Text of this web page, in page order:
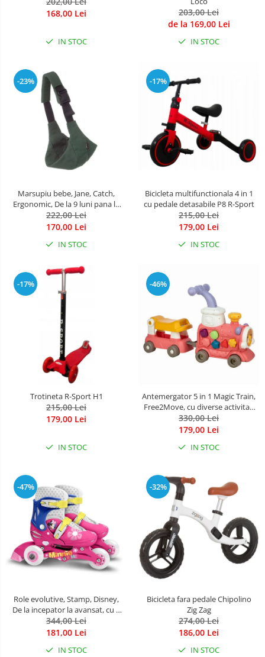
168,00 Lei
IN STOC
203,00 Lei
de la 169,00 Lei
IN STOC
-23%
Marsupiu bebe, Jane, Catch,
Ergonomic, De la 9 luni pana la
22 Kg, Botanic
222,00 Lei
170,00 Lei
IN STOC
-17%
Bicicleta multifunctionala 4 in 1
cu pedale detasabile P8 R-Sport
215,00 Lei
179,00 Lei
IN STOC
-17%
Trotineta R-Sport H1
215,00 Lei
179,00 Lei
IN STOC
-46%
Antemergator 5 in 1 Magic Train,
Free2Move, cu diverse activitati
de joaca, Panou Educational,
Efecte sonore si luminoase, Pink
330,00 Lei
179,00 Lei
IN STOC
-47%
Role evolutive, Stamp, Disney,
De la incepator la avansat, cu 3
roti, Ajustabile, Inchidere prin
velcro, cu frana, Marime 27-30,
344,00 Lei
181,00 Lei
IN STOC
-32%
Bicicleta fara pedale Chipolino
Zig Zag
274,00 Lei
186,00 Lei
IN STOC